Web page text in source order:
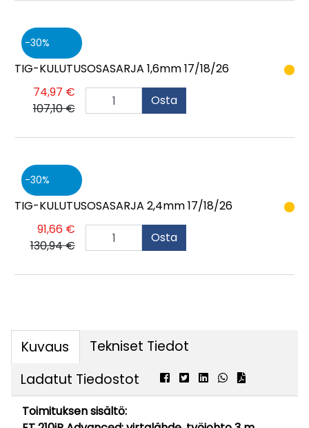
30
TIG-KULUTUSOSASARJA 1,6mm 17/18/26
74,97 €
107,10 €
Osta
30
TIG-KULUTUSOSASARJA 2,4mm 17/18/26
91,66 €
130,94 €
Osta
Kuvaus
Tekniset Tiedot
Ladatut Tiedostot
Toimituksen sisältö: